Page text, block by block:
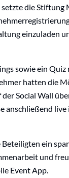
die Stiftung
einzuladen
sowie ein Quiz
hatten die
Social Wall
anschließend live
ein
und
Event App.